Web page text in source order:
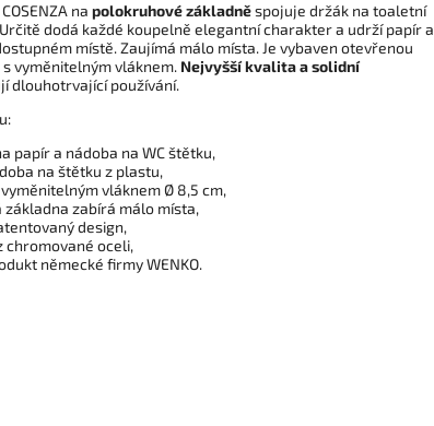
na polokruhové základněspojuje držák na toaletní
dodá každé koupelně elegantní charakter a udrží papír a
místě. Zaujímá málo místa. Je vybaven otevřenou
vyměnitelným vláknem. Nejvyšší kvalita a solidní
dlouhotrvající používání.
papír a nádoba na WC štětku,
na štětku z plastu,
vláknem Ø 8,5 cm,
základna zabírá málo místa,
design,
chromované oceli,
německé firmy WENKO.